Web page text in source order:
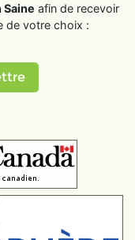
afin de recevoir
de votre choix :